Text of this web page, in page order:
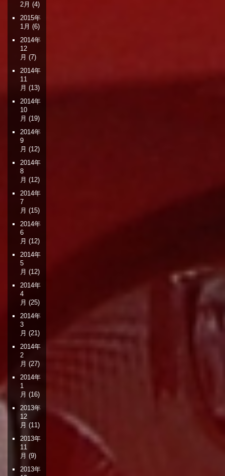
2月 (4)
2015年
1月 (6)
2014年
12
月 (7)
2014年
11
月 (13)
2014年
10
月 (19)
2014年
9
月 (12)
2014年
8
月 (12)
2014年
7
月 (15)
2014年
6
月 (12)
2014年
5
月 (12)
2014年
4
月 (25)
2014年
3
月 (21)
2014年
2
月 (27)
2014年
1
月 (16)
2013年
12
月 (11)
2013年
11
月 (9)
2013年